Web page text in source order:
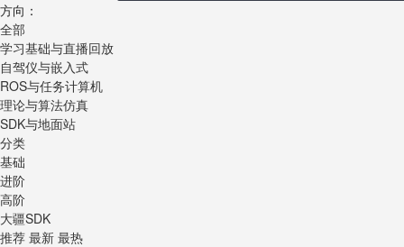
方向：
全部
学习基础与直播回放
自驾仪与嵌入式
ROS与任务计算机
理论与算法仿真
SDK与地面站
分类
基础
进阶
高阶
大疆SDK
推荐 最新 最热